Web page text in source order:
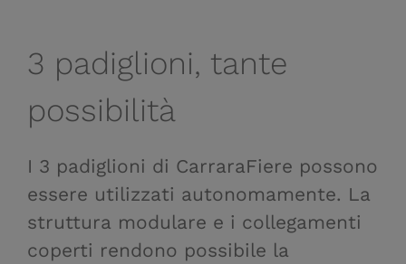
3 padiglioni, tante
possibilità
I 3 padiglioni di CarraraFiere possono
essere utilizzati autonomamente. La
struttura modulare e i collegamenti
coperti rendono possibile la